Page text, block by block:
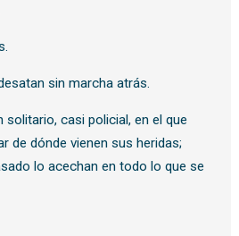
sin marcha atrás.
solitario, casi policial, en el que
de dónde vienen sus heridas;
lo acechan en todo lo que se